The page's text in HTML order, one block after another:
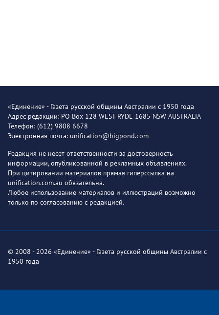
«Единение» - Газета русской общины Австралии с 1950 года
Адрес редакции: PO Box 128 WEST RYDE 1685 NSW AUSTRALIA
Телефон: (612) 9808 6678
Электронная почта: unification@bigpond.com
Редакция не несет ответственности за достоверность
информации, опубликованной в рекламных объявлениях.
При цитировании материалов прямая гиперссылка на
unification.com.au обязательна.
Любое использование материалов и иллюстраций возможно
только по согласованию с редакцией.
© 2008 - 2026 «Единение» - Газета русской общины Австралии с
1950 года